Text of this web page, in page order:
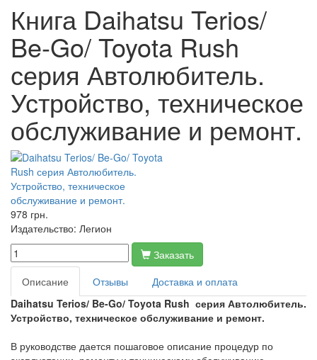
Книга Daihatsu Terios/
Be-Go/ Toyota Rush
серия Автолюбитель.
Устройство, техническое
обслуживание и ремонт.
978 грн.
Издательство: Легион
Заказать
Описание
Отзывы
Доставка и оплата
Daihatsu Terios/ Be-Go/ Toyota Rush серия Автолюбитель.
Устройство, техническое обслуживание и ремонт.
В руководстве дается пошаговое описание процедур по